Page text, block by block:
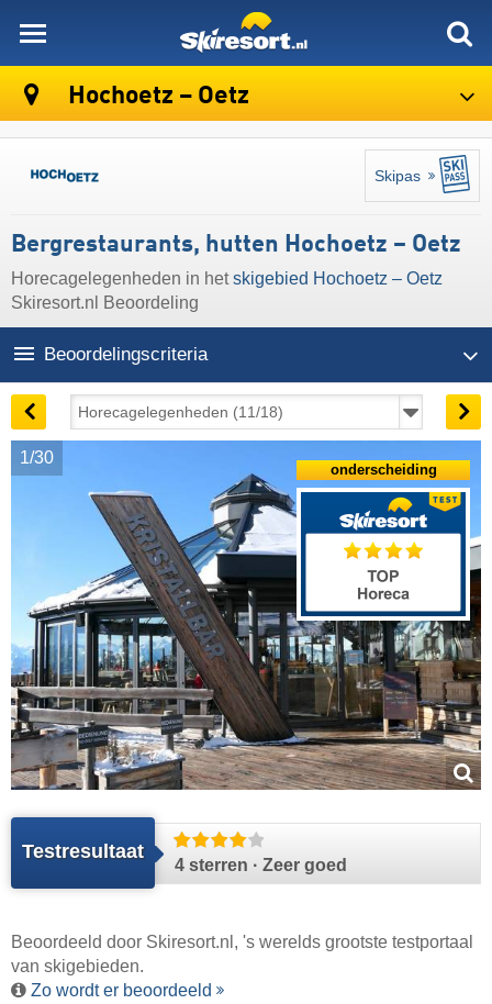
Hochoetz – Oetz
Skipas
Bergrestaurants, hutten Hochoetz – Oetz
Horecagelegenheden in hetskigebied Hochoetz – Oetz
Skiresort.nl Beoordeling
Beoordelingscriteria
1/30
Testresultaat
4 sterren · Zeer goed
onderscheiding
Beoordeeld door Skiresort.nl , 's werelds grootste testportaal
van skigebieden.
Zo wordt er beoordeeld